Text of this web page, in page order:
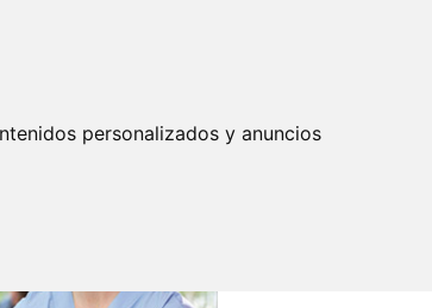
personalizados y anuncios